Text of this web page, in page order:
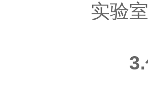
实验